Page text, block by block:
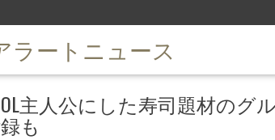
ラートニュース
主人公にした寿司題材のグル
も